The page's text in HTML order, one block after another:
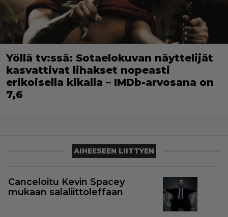
Yöllä tv:ssä: Sotaelokuvan näyttelijät
kasvattivat lihakset nopeasti
erikoisella kikalla – IMDb-arvosana on
7,6
AIHEESEEN LIITTYEN
Canceloitu Kevin Spacey
mukaan salaliittoleffaan